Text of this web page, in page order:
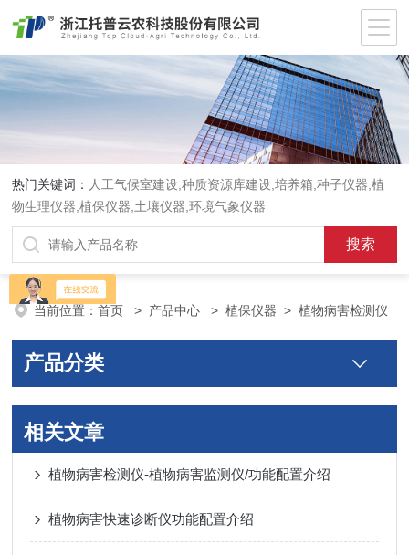
热门关键词： 人工气候室建设,种质资源库建设,培养箱,种子仪器,植
物生理仪器,植保仪器,土壤仪器,环境气象仪器
当前位置：首页 > 产品中心 >植保仪器 >植物病害检测仪
产品分类
相关文章
植物病害检测仪-植物病害监测仪/功能配置介绍
植物病害快速诊断仪功能配置介绍